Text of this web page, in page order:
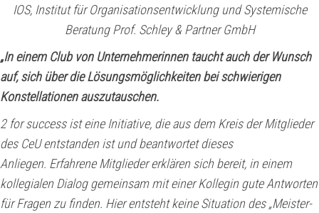
IOS, Institut für Organisationsentwicklung und Systemische
Beratung Prof. Schley & Partner GmbH
„In einem Club von Unternehmerinnen taucht auch der Wunsch
auf, sich über die Lösungsmöglichkeiten bei schwierigen
Konstellationen auszutauschen.
2 for success ist eine Initiative, die aus dem Kreis der Mitglieder
des CeU entstanden ist und beantwortet dieses
Anliegen. Erfahrene Mitglieder erklären sich bereit, in einem
kollegialen Dialog gemeinsam mit einer Kollegin gute Antworten
für Fragen zu finden. Hier entsteht keine Situation des „Meister-